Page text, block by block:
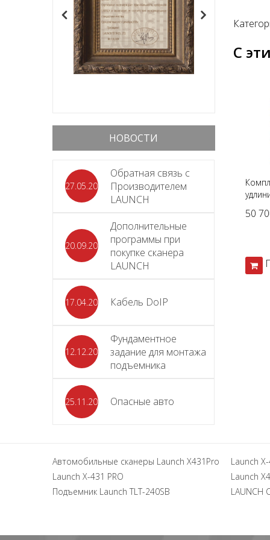
НОВОСТИ
27.05.2026
Обратная связь с
Производителем
LAUNCH
20.09.2025
Дополнительные
программы при
покупке сканера
LAUNCH
17.04.2024 Кабель DoIP
12.12.2023
Фундаментное
задание для монтажа
подъемника
25.11.2023 Опасные авто
С
1200
50
Автомобильные сканеры Launch X431Pro Launch
Launch X-431 PRO
Launch
Подъемник Launch TLT-240SB
LAUNCH